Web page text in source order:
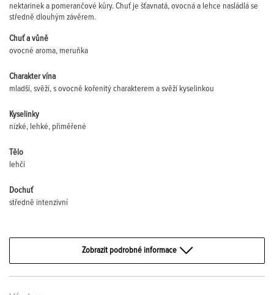
nektarinek a pomerančové kůry. Chuť je šťavnatá, ovocná a lehce nasládlá se
středně dlouhým závěrem.
Chuť a vůně
ovocné aroma, meruňka
Charakter vína
mladší, svěží, s ovocně kořenitý charakterem a svěží kyselinkou
Kyselinky
nízké, lehké, přiměřené
Tělo
lehčí
Dochuť
středně intenzivní
Zobrazit podrobné informace